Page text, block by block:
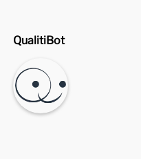
QualitiBot